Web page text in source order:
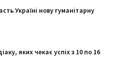
Україні нову гуманітарну
яких чекає успіх з 10 по 16